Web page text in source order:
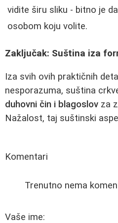
vidite širu sliku - bitno je
osobom koju volite.
Zaključak: Suština iza
Iza svih ovih praktičnih
nesporazuma, suština
duhovni čin i blagoslov za
Nažalost, taj suštinski
Komentari
Trenutno nema
Vaše ime: